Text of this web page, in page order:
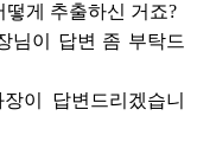
떻게 추출하신 거죠?
님이 답변 좀 부탁드
이 답변드리겠습니